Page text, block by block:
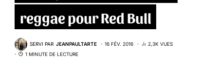
reggae pour Red Bull
SERVI PAR JEANPAULTARTE 16 FÉV. 2016
2,3K VUES
1 MINUTE DE LECTURE